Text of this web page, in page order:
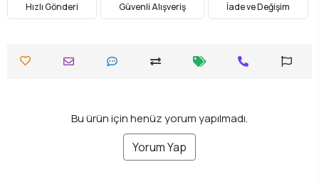
Hızlı Gönderi Güvenli Alışveriş İade ve Değişim
Bu ürün için henüz yorum yapılmadı.
Yorum Yap